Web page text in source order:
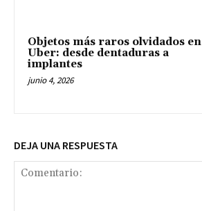
Objetos más raros olvidados en
Uber: desde dentaduras a
implantes
junio 4, 2026
DEJA UNA RESPUESTA